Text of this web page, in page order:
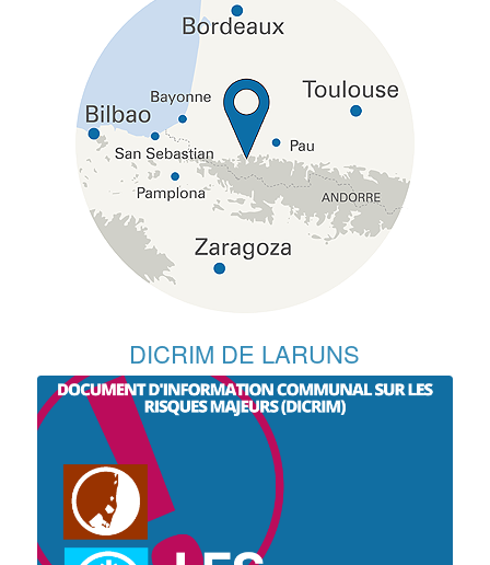
DICRIM DE LARUNS